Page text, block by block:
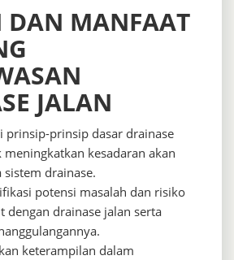
DAN MANFAAT
JALAN
prinsip-prinsip dasar drainase
kesadaran akan
sistem drainase.
potensi masalah dan risiko
dengan drainase jalan serta
keterampilan dalam